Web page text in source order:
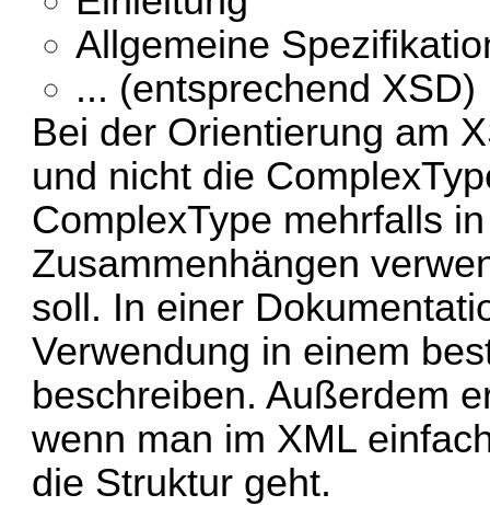
Allgemeine
... (entsprechend XSD)
Bei der Orientierung am
und nicht die
ComplexType mehrfalls
Zusammenhängen
soll. In einer
Verwendung in einem
beschreiben. Außerdem
wenn man im XML
die Struktur geht.